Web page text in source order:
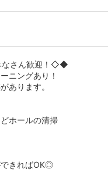
なさん歓迎！◇◆
ニングあり！
あります。
ホールの清掃
できればOK◎